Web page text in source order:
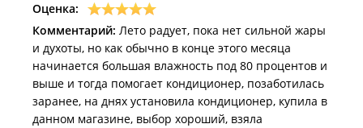
Оценка:
Комментарий: Лето радует, пока нет сильной жары
и духоты, но как обычно в конце этого месяца
начинается большая влажность под 80 процентов и
выше и тогда помогает кондиционер, позаботилась
заранее, на днях установила кондиционер, купила в
данном магазине, выбор хороший, взяла